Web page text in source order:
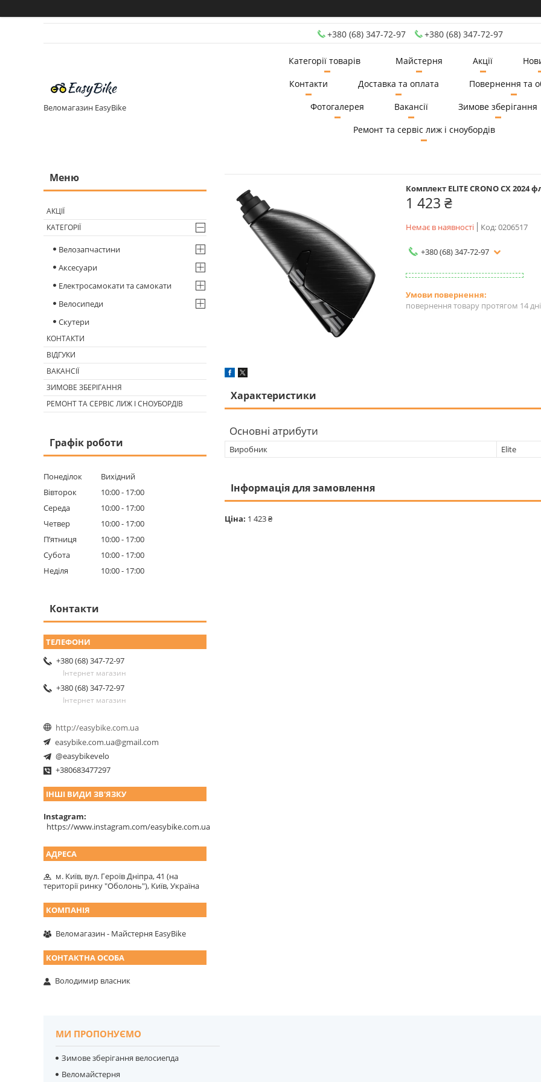
+380 (68) 347-72-97 +380 (68) 347-72-97
Веломагазин EasyBike
Категорії товарів Майстерня Акції
Контакти
Доставка та оплата
Повернення та
Фотогалерея
Вакансії
Зимове зберігання
Ремонт та сервіс лиж і сноубордів
Комплект ELITE CRONO CX 2024
1 423 ₴
Немає в наявності Код:0206517
+380 (68) 347-72-97
повернення товару протягом 14
Характеристики
Основні атрибути
Виробник Elite
Інформація для замовлення
Ціна: 1 423 ₴
АКЦІЇ
КАТЕГОРІЇ
Велозапчастини
Аксесуари
Електросамокати та самокати
Велосипеди
Скутери
КОНТАКТИ
ВІДГУКИ
ВАКАНСІЇ
ЗИМОВЕ ЗБЕРІГАННЯ
РЕМОНТ ТА СЕРВІС ЛИЖ І СНОУБОРДІВ
Графік роботи
Понеділок
Вихідний
Вівторок
10:00
17:00
Середа
10:00
17:00
Четвер
10:00
17:00
Пʼятниця
10:00
17:00
Субота
10:00
17:00
Неділя
10:00 17:00
Контакти
+380 (68) 347-72-97
Інтернет магазин
+380 (68) 347-72-97
Інтернет магазин
http://easybike.com.ua
easybike.com.ua@gmail.com
@easybikevelo
+380683477297
ІНШІ ВИДИ ЗВ'ЯЗКУ
Instagram
https://www.instagram.com/easybike.com.ua
м. Київ, вул. Героїв Дніпра, 41 (на
території ринку "Оболонь"), Київ, Україна
Веломагазин - Майстерня EasyBike
Володимир власник
МИ ПРОПОНУЄМО
Зимове зберігання велосиепда
Веломайстерня